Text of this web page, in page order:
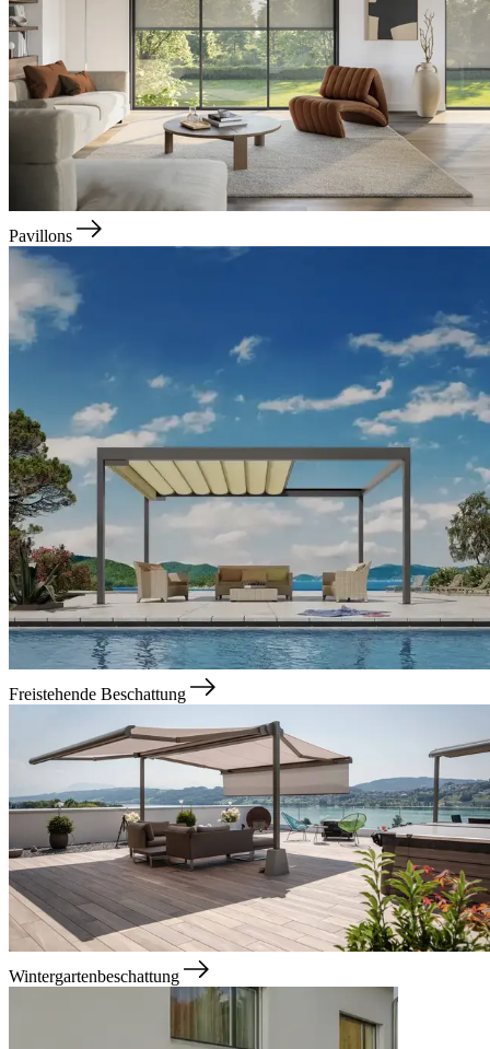
Pavillons
Freistehende Beschattung
Wintergartenbeschattung